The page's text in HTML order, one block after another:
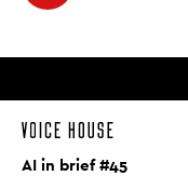
AI in brief #45